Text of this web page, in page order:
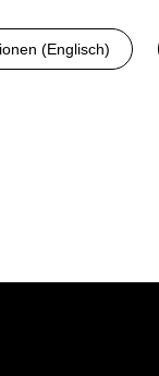
(Englisch)